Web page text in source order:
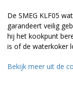
De SMEG KLF05
garandeert veilig
hij het kookpunt
is of de waterkoker
Bekijk meer uit de